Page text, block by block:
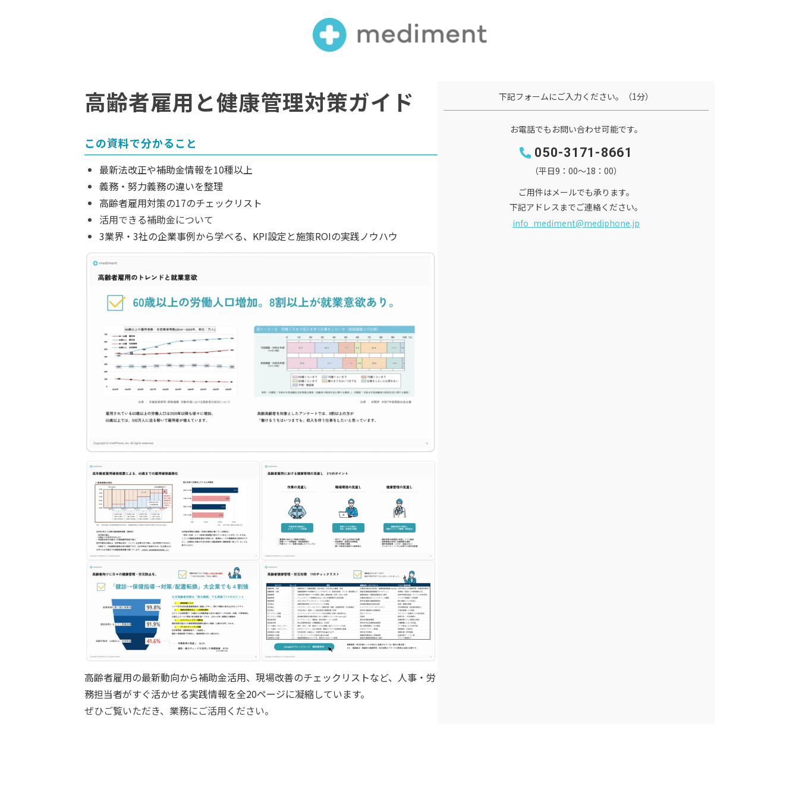
高齢者雇用と健康管理対策ガイド
この資料で分かること
最新法改正や補助金情報を10種以上
義務・努力義務の違いを整理
高齢者雇用対策の17のチェックリスト
活用できる補助金について
3業界・3社の企業事例から学べる、KPI設定と施策ROIの実践ノウハウ
高齢者雇用の最新動向から補助金活用、現場改善のチェックリストなど、人事・労
務担当者がすぐ活かせる実践情報を全20ページに凝縮しています。
ぜひご覧いただき、業務にご活用ください。
下記フォームにご入力ください。（1分）
お電話でもお問い合わせ可能です。
050-3171-8661
（平日9：00～18：00）
ご用件はメールでも承ります。
下記アドレスまでご連絡ください。
info_mediment@mediphone.jp